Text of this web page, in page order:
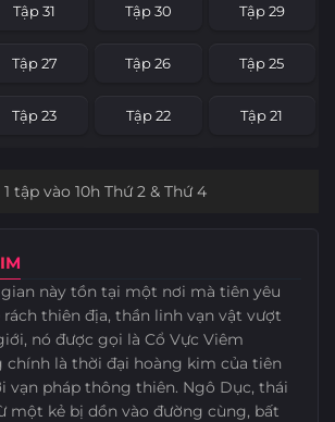
Tập 31 Tập 30 Tập 29
Tập 27 Tập 26 Tập 25
Tập 23 Tập 22 Tập 21
Tập 11
Tập 7 Tập 6 Tập 5
tập vào 10h Thứ 2 & Thứ 4
này tồn tại một nơi mà tiên yêu
rách thiên địa, thần linh vạn vật vượt
nó được gọi là Cổ Vực Viêm
chính là thời đại hoàng kim của tiên
vạn pháp thông thiên. Ngô Dục, thái
một kẻ bị dồn vào đường cùng, bất